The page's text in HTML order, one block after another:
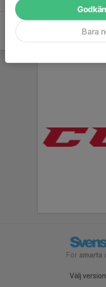
För smarta
Välj
Bara